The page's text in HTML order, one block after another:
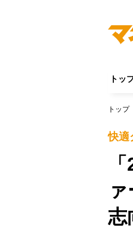
トッ
トップ
快適
志